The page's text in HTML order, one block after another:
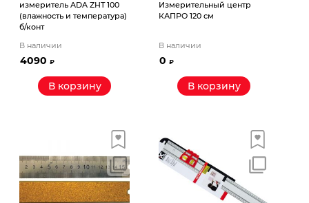
измеритель ADA ZHT 100
(влажность и температура)
б/конт
В наличии
4090₽
В корзину
Измерительный центр
КАПРО 120 см
В наличии
0₽
В корзину